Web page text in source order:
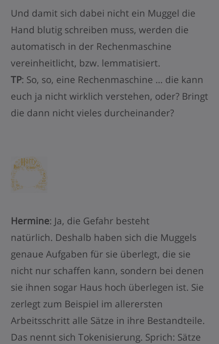
Und damit sich dabei nicht ein Muggel die
Hand blutig schreiben muss, werden die
automatisch in der Rechenmaschine
vereinheitlicht, bzw. lemmatisiert.
TP: So, so, eine Rechenmaschine … die kann
euch ja nicht wirklich verstehen, oder? Bringt
die dann nicht vieles durcheinander?
Hermine: Ja, die Gefahr besteht
natürlich. Deshalb haben sich die Muggels
genaue Aufgaben für sie überlegt, die sie
nicht nur schaffen kann, sondern bei denen
sie ihnen sogar Haus hoch überlegen ist. Sie
zerlegt zum Beispiel im allerersten
Arbeitsschritt alle Sätze in ihre Bestandteile.
Das nennt sich Tokenisierung. Sprich: Sätze